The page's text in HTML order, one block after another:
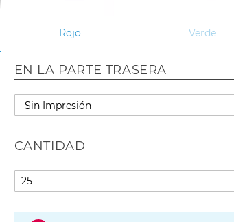
Rojo Verde
EN LA PARTE TRASERA
CANTIDAD